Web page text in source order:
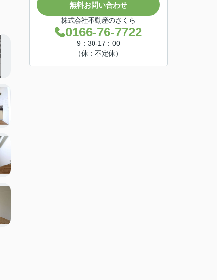
無料お問い合わせ
株式会社不動産のさくら
0166-76-7722
9：30-17：00
（休：不定休）